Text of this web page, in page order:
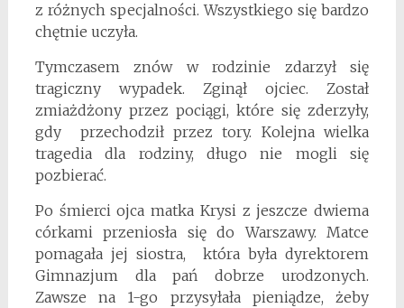
z różnych specjalności. Wszystkiego się bardzo
chętnie uczyła.
Tymczasem znów w rodzinie zdarzył się
tragiczny wypadek. Zginął ojciec. Został
zmiażdżony przez pociągi, które się zderzyły,
gdy przechodził przez tory. Kolejna wielka
tragedia dla rodziny, długo nie mogli się
pozbierać.
Po śmierci ojca matka Krysi z jeszcze dwiema
córkami przeniosła się do Warszawy. Matce
pomagała jej siostra, która była dyrektorem
Gimnazjum dla pań dobrze urodzonych.
Zawsze na 1-go przysyłała pieniądze, żeby